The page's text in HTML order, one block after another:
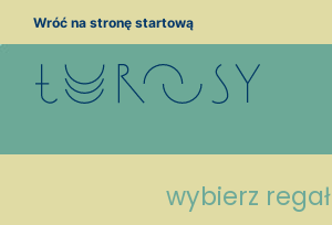
Wróć na stronę startową
wybierz regał